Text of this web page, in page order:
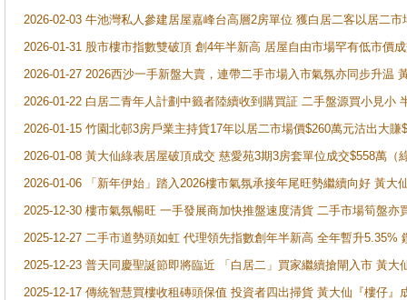
2026-02-03 牛池灣私人參建居屋嘉峰台高層2房單位 獲白居二客以居二市
2026-01-31 股市樓市指數雙破頂 創4年半新高 居屋自由市場罕有低市價
2026-01-27 2026西沙一手新盤大賣，連帶二手市場入市氣氛亦同步升温
2026-01-22 白居二青年人計劃中籤者陸續收到購買証 二手盤源買小見小
2026-01-15 竹園北邨3房戶業主持貨17年以居二市場價$260萬元沽出大賺
2026-01-08 黃大仙綠表居屋破頂成交 慈愛苑3期3房套單位成交$558萬（
2026-01-06 「新年伊始」踏入2026樓市氣氛承接年尾旺勢繼續向好 黃
2025-12-30 樓市氣氛暢旺 一手發展商加快推盤速度清貨 二手市場筍盤
2025-12-27 二手市道勢頭如虹 代理領先指數創年半新高 全年暫升5.35%
2025-12-23 普天同慶聖誕節即將臨近 「白居二」買家繼續搶閘入市 黃
2025-12-17 傳統智慧買樓收租磚頭保值 投資者四出掃貨 黃大仙『樓仔